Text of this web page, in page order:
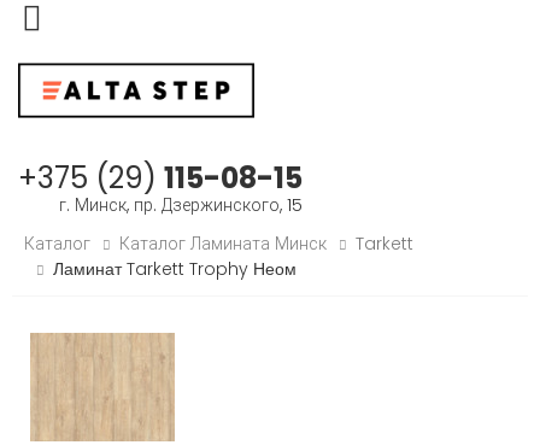
Меню
+375 (29) 115-08-15
г. Минск, пр. Дзержинского, 15
Каталог
Каталог Ламината Минск
Tarkett
Ламинат Tarkett Trophy Неом